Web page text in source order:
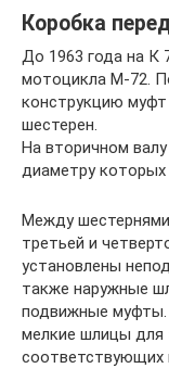
Коробка
До 1963 года на К
мотоцикла М-72.
конструкцию муфт
шестерен.
На вторичном
диаметру
Между
третьей и
установлены
также наружные
подвижные муфты.
мелкие шлицы для
соответствующих